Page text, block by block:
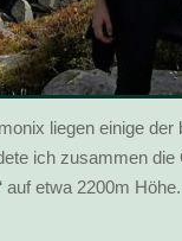
liegen einige
ich zusammen
auf etwa 2200m Höhe.